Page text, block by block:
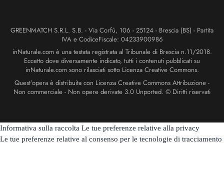
GREENMATCH S.R.L. S.B. - Via Corfù, 106 - 25124 - Brescia (BS) - Partita
IVA e CodiceFiscale: 04233900986
inNaturale.com è una testata registrata al Tribunale di Brescia n.11/2018.
Eccetto dove diversamente indicato, tutti i contenuti pubblicati su
inNaturale.com sono rilasciati sotto Licenza Creative Commons.
Quest’opera è distribuita con Licenza Creative Commons Attribuzione -
Non commerciale - Non opere derivate 3.0 Unported. © Diritti riservati
Informativa sulla raccolta Le tue preferenze relative alla privacy
Le tue preferenze relative al consenso per le tecnologie di tracciamento